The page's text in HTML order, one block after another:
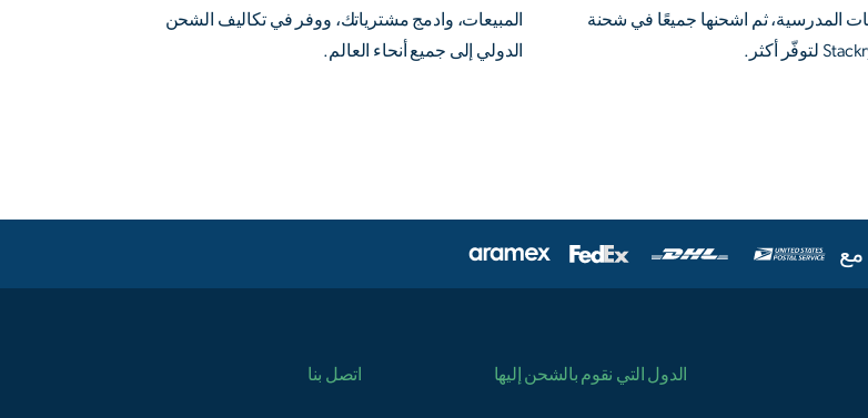
المدرسية، ثم اشحنها جميعًا في شحنة
المبيعات، وادمج مشترياتك، ووفر في تكاليف الشحن
الدولي إلى جميع أنحاء العالم.
مع
الدول التي نقوم بالشحن إليها اتصل بنا